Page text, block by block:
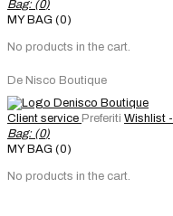
Bag: (0)
MY BAG (0)
No products in the cart.
De Nisco Boutique
Client service Preferiti Wishlist -
Bag: (0)
MY BAG (0)
No products in the cart.